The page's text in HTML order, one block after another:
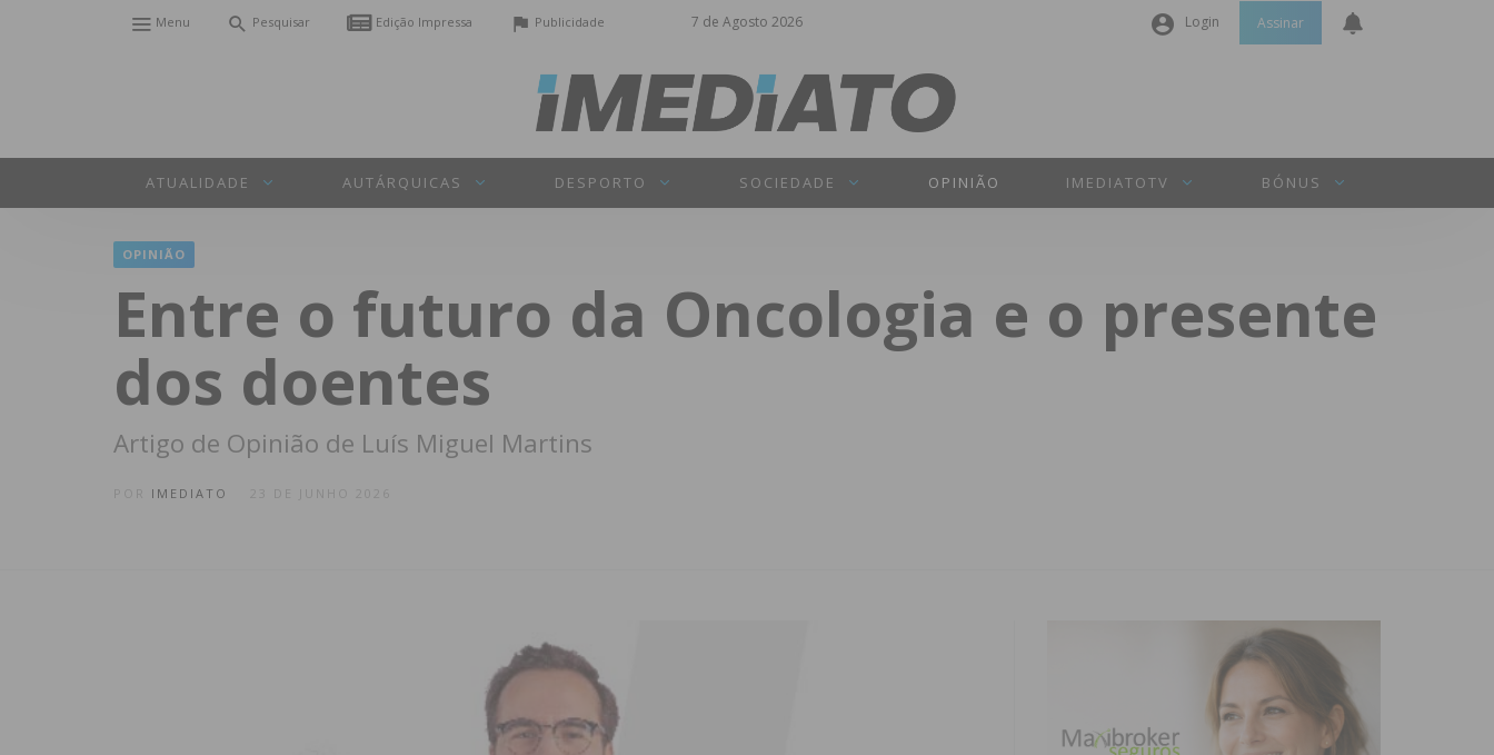
7 de Agosto 2026
Menu Pesquisar Edição Impressa Publicidade Login
Senha
INICIAR SESSÃO
Assinar
ATUALIDADE AUTÁRQUICAS DESPORTO SOCIEDADE OPINIÃO IMEDIATOTV BÓNUS
OPINIÃO
Entre o futuro da Oncologia e o presente
dos doentes
Artigo de Opinião de Luís Miguel Martins
IMEDIATO